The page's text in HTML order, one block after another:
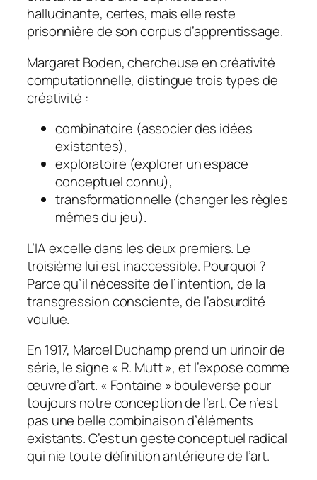
hallucinante, certes, mais elle reste
prisonnière de son corpus d’apprentissage.
Margaret Boden, chercheuse en créativité
computationnelle, distingue trois types de
créativité :
combinatoire (associer des idées
existantes),
exploratoire (explorer un espace
conceptuel connu),
transformationnelle (changer les règles
mêmes du jeu).
L’IA excelle dans les deux premiers. Le
troisième lui est inaccessible. Pourquoi ?
Parce qu’il nécessite de l’intention, de la
transgression consciente, de l’absurdité
voulue.
En 1917, Marcel Duchamp prend un urinoir de
série, le signe « R. Mutt », et l’expose comme
œuvre d’art. « Fontaine » bouleverse pour
toujours notre conception de l’art. Ce n’est
pas une belle combinaison d’éléments
existants. C’est un geste conceptuel radical
qui nie toute définition antérieure de l’art.